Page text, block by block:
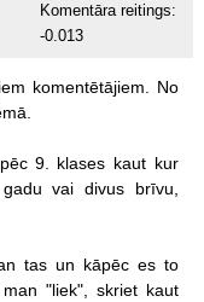
Komentāra reitings:
-0.013
komentētājiem.
No
pēc 9. klases kaut kur
gadu vai divus
brīvu,
tas un kāpēc es to
man "liek", skriet kaut